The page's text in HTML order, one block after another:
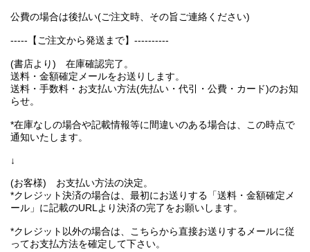
公費の場合は後払い(ご注文時、その旨ご連絡ください)
-----【ご注文から発送まで】----------
(書店より) 在庫確認完了。
送料・金額確定メールをお送りします。
送料・手数料・お支払い方法(先払い・代引・公費・カード)のお知
らせ。
*在庫なしの場合や記載情報等に間違いのある場合は、この時点で
通知いたします。
↓
(お客様) お支払い方法の決定。
*クレジット決済の場合は、最初にお送りする「送料・金額確定メ
ール」に記載のURLより決済の完了をお願いします。
*クレジット以外の場合は、こちらから直接お送りするメールに従
ってお支払方法を確定して下さい。